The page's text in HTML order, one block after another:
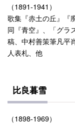
（1891-1941）
歌集『赤土の丘』『
同『青空』、「グラ
稿、中村善策筆凡平
人表札、他
比良暮雪
（1898-1969）